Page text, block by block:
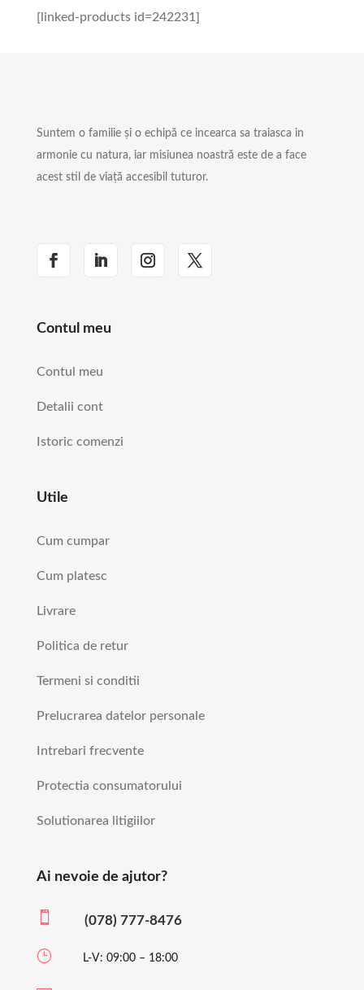
[linked-products id=242231]
Suntem o familie și o echipă ce incearca sa traiasca in
armonie cu natura, iar misiunea noastră este de a face
acest stil de viață accesibil tuturor.
Contul meu
Contul meu
Detalii cont
Istoric comenzi
Utile
Cum cumpar
Cum platesc
Livrare
Politica de retur
Termeni si conditii
Prelucrarea datelor personale
Intrebari frecvente
Protectia consumatorului
Solutionarea litigiilor
Ai nevoie de ajutor?
 (078) 777-8476
} L-V: 09:00 – 18:00